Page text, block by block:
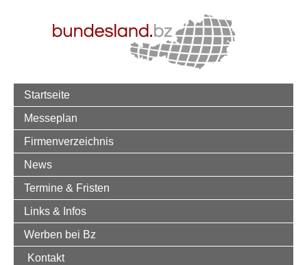
Startseite
Messeplan
Firmenverzeichnis
News
Termine & Fristen
Links & Infos
Werben bei Bz
Kontakt